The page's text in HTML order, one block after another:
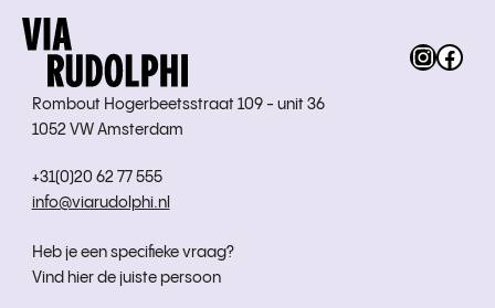
Rombout Hogerbeetsstraat 109 - unit 36
1052 VW Amsterdam
+31(0)20 62 77 555
info@viarudolphi.nl
Heb je een specifieke vraag?
Vind hier de juiste persoon